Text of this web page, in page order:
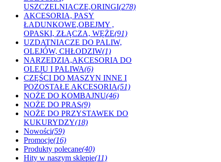
USZCZELNIACZE,ORINGI(278)
AKCESORIA, PASY
ŁADUNKOWE,OBEJMY ,
OPASKI, ZŁĄCZA, WĘŻE(91)
UZDATNIACZE DO PALIW,
OLEJÓW, CHŁODZIW(1)
NARZEDZIA,AKCESORIA DO
OLEJU I PALIWA(6)
CZĘŚCI DO MASZYN INNE I
POZOSTAŁE AKCESORIA(51)
NOŻE DO KOMBAJNU(46)
NOŻE DO PRAS(9)
NOŻE DO PRZYSTAWEK DO
KUKURYDZY(18)
Nowości(59)
Promocje(16)
Produkty polecane(40)
Hity w naszym sklepie(11)